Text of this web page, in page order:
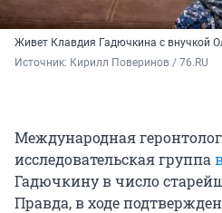
Живет Клавдия Гадючкина с внучкой
Источник: Кирилл Поверинов / 76.RU
Международная
исследовательская группа
Гадючкину в число
Правда, в ходе